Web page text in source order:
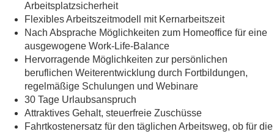
Arbeitsplatzsicherheit
Flexibles Arbeitszeitmodell mit Kernarbeitszeit
Nach Absprache Möglichkeiten zum Homeoffice für eine
ausgewogene Work-Life-Balance
Hervorragende Möglichkeiten zur persönlichen
beruflichen Weiterentwicklung durch Fortbildungen,
regelmäßige Schulungen und Webinare
30 Tage Urlaubsanspruch
Attraktives Gehalt, steuerfreie Zuschüsse
Fahrtkostenersatz für den täglichen Arbeitsweg, ob für die